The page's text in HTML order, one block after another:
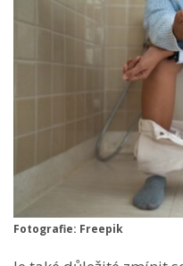
Fotografie: Freepik